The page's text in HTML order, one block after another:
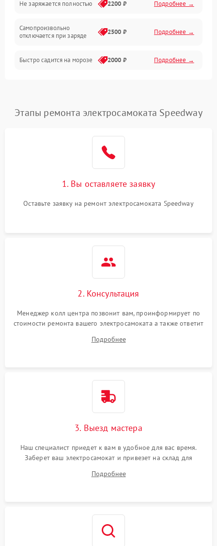
Не заряжается полностью 2200 ₽ Подробнее →
Самопроизвольно
отключается при заряде
2500 ₽ Подробнее →
Быстро садится на морозе 2000 ₽ Подробнее →
Этапы ремонта электросамоката Speedway
1. Вы оставляете заявку
Оставьте заявку на ремонт электросамоката Speedway
2. Консультация
Менеджер колл центра позвонит вам, проинформирует по
стоимости ремонта вашего электросамоката а также ответит
Подробнее
3. Выезд мастера
Наш специалист приедет к вам в удобное для вас время.
Заберет ваш электросамокат и привезет на склад для
Подробнее